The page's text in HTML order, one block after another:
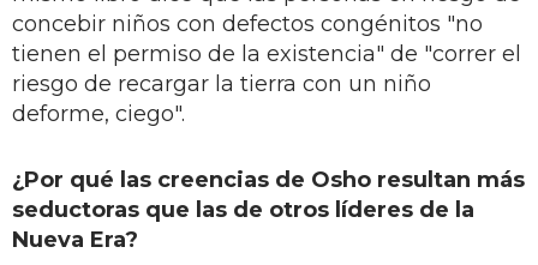
concebir niños con defectos congénitos "no
tienen el permiso de la existencia" de "correr el
riesgo de recargar la tierra con un niño
deforme, ciego".
¿Por qué las creencias de Osho resultan más
seductoras que las de otros líderes de la
Nueva Era?